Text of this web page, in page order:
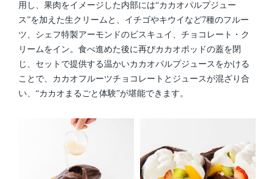
用し、果肉をイメージした内部には“カカオパルプジュー
ス”を加えた生クリームと、イチゴやキウイなど7種のフルー
ツ、シェフ特製アーモンドのビスキュイ、チョコレート・ク
リームをイン。食べ進めた後に再びカカオポッドの蓋を閉
じ、セットで提供する温かいカカオパルプジュースをかける
ことで、カカオフルーツチョコレートとジュースが混ざり合
い、“カカオまるごと体験”が堪能できます。